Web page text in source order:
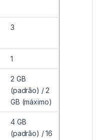
3
1
2 GB
(padrão) / 2
GB (máximo)
4 GB
(padrão) / 16